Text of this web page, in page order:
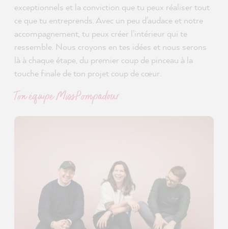
exceptionnels et la conviction que tu peux réaliser tout
ce que tu entreprends. Avec un peu d'audace et notre
accompagnement, tu peux créer l'intérieur qui te
ressemble. Nous croyons en tes idées et nous serons
là à chaque étape, du premier coup de pinceau à la
touche finale de ton projet coup de cœur.
Ton équipe MissPompadour